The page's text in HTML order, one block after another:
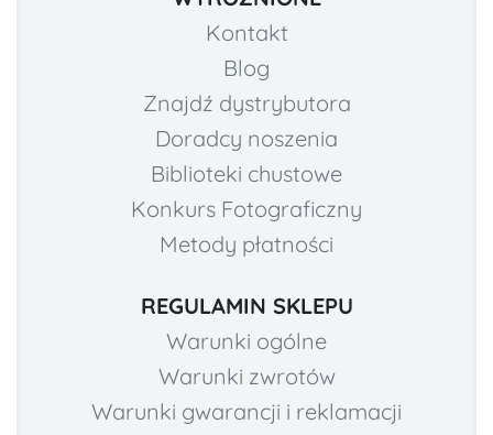
Kontakt
Blog
Znajdź dystrybutora
Doradcy noszenia
Biblioteki chustowe
Konkurs Fotograficzny
Metody płatności
REGULAMIN SKLEPU
Warunki ogólne
Warunki zwrotów
Warunki gwarancji i reklamacji